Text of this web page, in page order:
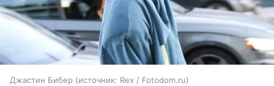
Джастин Бибер источник: Rex / Fotodom.ru